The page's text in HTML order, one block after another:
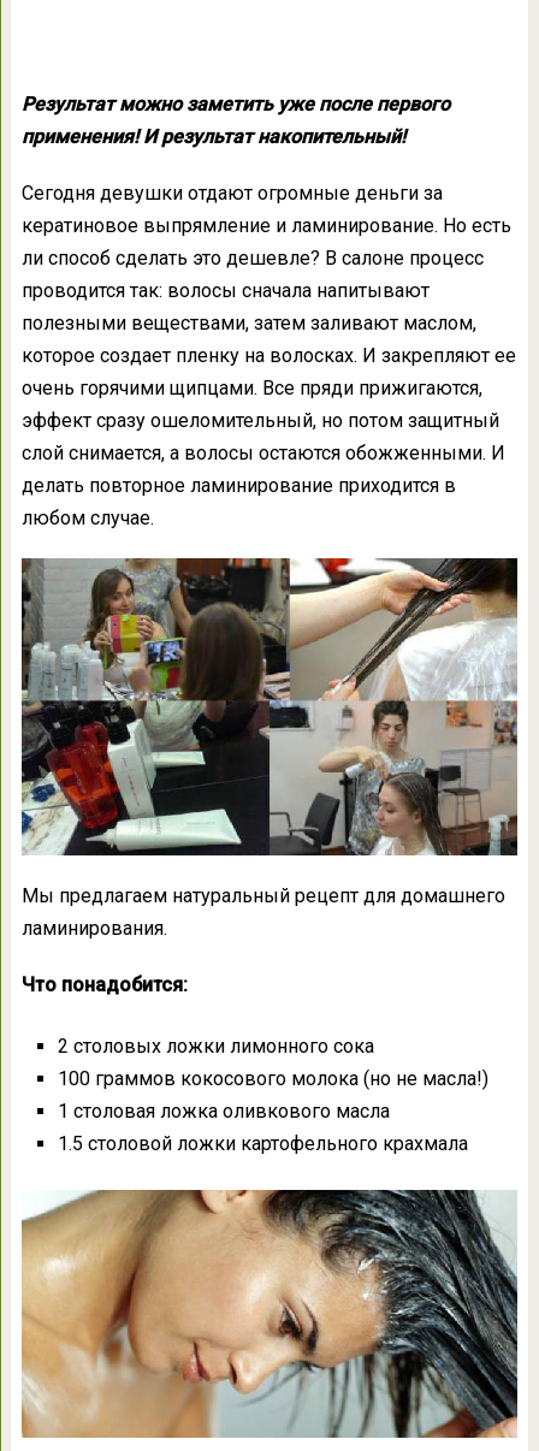
Результат можно заметить уже после первого
применения! И результат накопительный!
Сегодня девушки отдают огромные деньги за
кератиновое выпрямление и ламинирование. Но есть
ли способ сделать это дешевле? В салоне процесс
проводится так: волосы сначала напитывают
полезными веществами, затем заливают маслом,
которое создает пленку на волосках. И закрепляют ее
очень горячими щипцами. Все пряди прижигаются,
эффект сразу ошеломительный, но потом защитный
слой снимается, а волосы остаются обожженными. И
делать повторное ламинирование приходится в
любом случае.
Мы предлагаем натуральный рецепт для домашнего
ламинирования.
Что понадобится:
2 столовых ложки лимонного сока
100 граммов кокосового молока (но не масла!)
1 столовая ложка оливкового масла
1.5 столовой ложки картофельного крахмала